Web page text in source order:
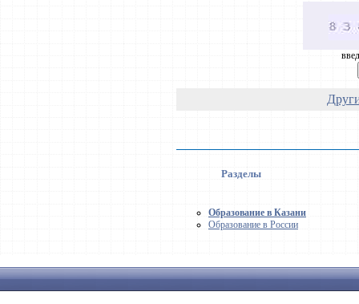
Разделы
Образование в Казани
Образование в России